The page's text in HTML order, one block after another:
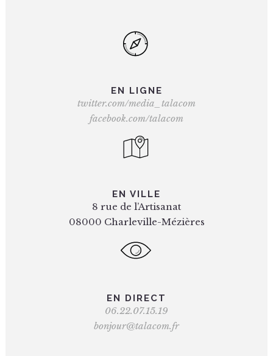
EN LIGNE
twitter.com/media_talacom
facebook.com/talacom
EN VILLE
8 rue de l’Artisanat
08000 Charleville-Mézières
EN DIRECT
06.22.07.15.19
bonjour@talacom.fr